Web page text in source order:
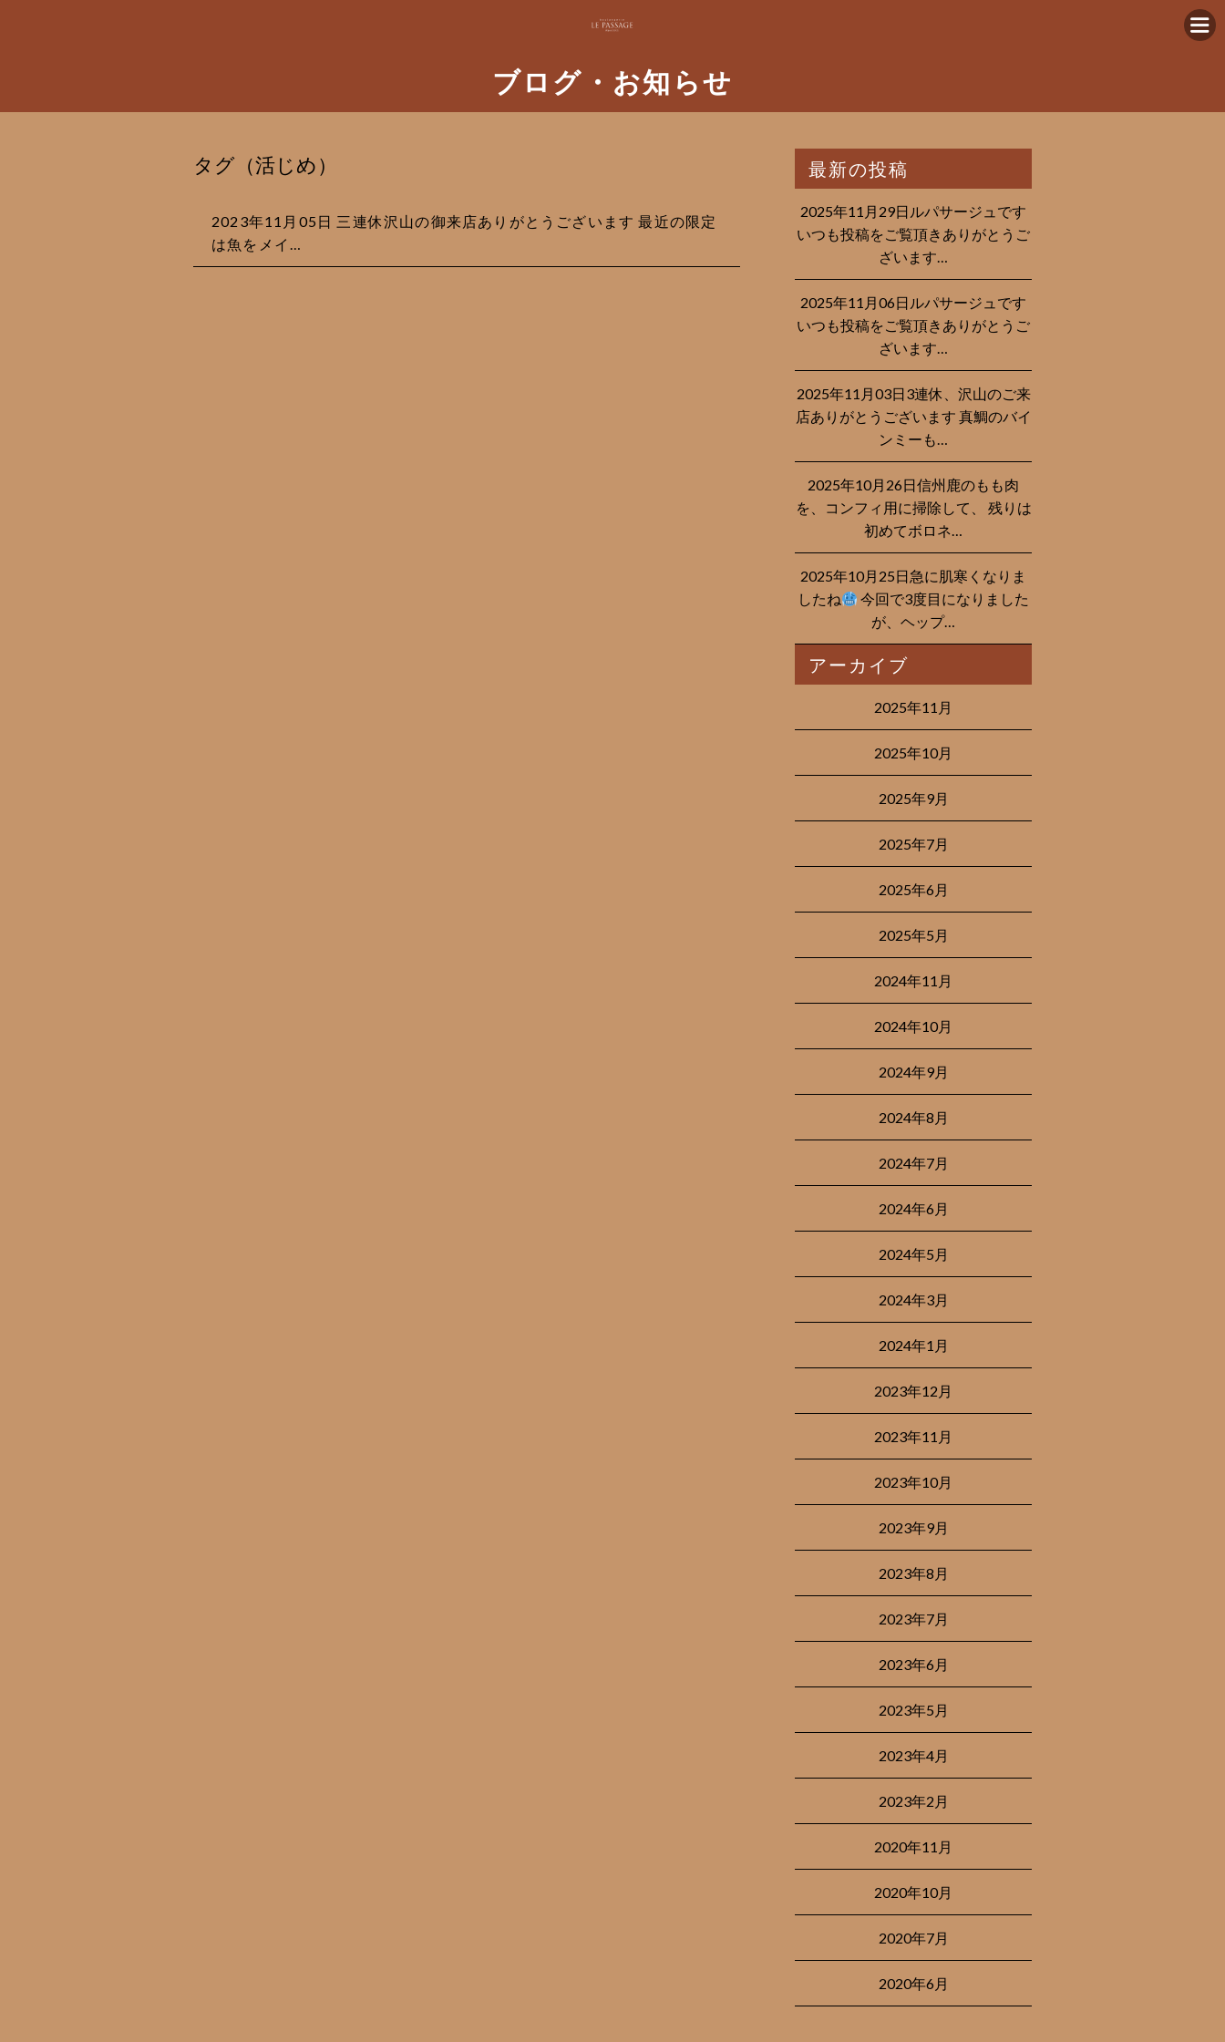
ブログ・お知らせ
タグ（活じめ）
2023年11月05日 三連休沢山の御来店ありがとうございます 最近の限定
は魚をメイ…
最新の投稿
2025年11月29日ルパサージュです︎
いつも投稿をご覧頂きありがとうご
ざいます…
2025年11月06日ルパサージュです︎
いつも投稿をご覧頂きありがとうご
ざいます…
2025年11月03日3連休、沢山のご来
店ありがとうございます 真鯛のバイ
ンミーも…
2025年10月26日信州鹿のもも肉
を、コンフィ用に掃除して、 残りは
初めてボロネ…
2025年10月25日急に肌寒くなりま
したね
今回で3度目になりました
が、ヘップ…
アーカイブ
2025年11月
2025年10月
2025年9月
2025年7月
2025年6月
2025年5月
2024年11月
2024年10月
2024年9月
2024年8月
2024年7月
2024年6月
2024年5月
2024年3月
2024年1月
2023年12月
2023年11月
2023年10月
2023年9月
2023年8月
2023年7月
2023年6月
2023年5月
2023年4月
2023年2月
2020年11月
2020年10月
2020年7月
2020年6月